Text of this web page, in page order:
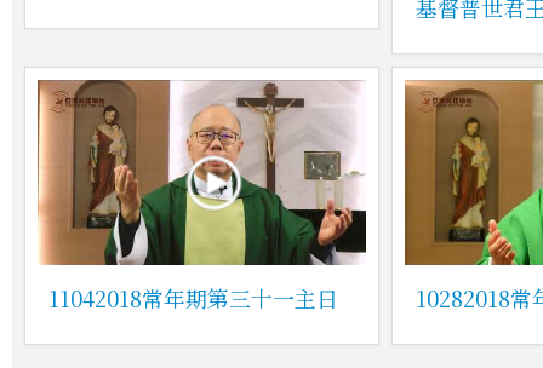
基督普世君
11042018常年期第三十一主日 10282018常